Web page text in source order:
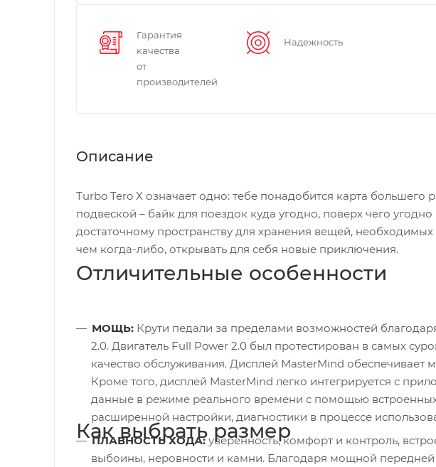
Гарантия
качества
от
производителей
Надежность
Описание
Turbo Tero X означает одно: тебе понадобится карта большего
подвеской – байк для поездок куда угодно, поверх чего
достаточному пространству для хранения вещей,
чем когда-либо, открывать для себя новые приключения.
Отличительные особенности
МОЩЬ: Крути педали за пределами возможностей
2.0. Двигатель Full Power 2.0 был протестирован в самых
качество обслуживания. Дисплей MasterMind обеспечивает
Кроме того, дисплей MasterMind легко интегрируется с
данные в режиме реального времени с помощью
расширенной настройки, диагностики в процессе
ПЛАВНОСТЬ ХОДА:уверенность, комфорт и контроль,
выбоины, неровности и камни. Благодаря мощной передней
Как выбрать размер